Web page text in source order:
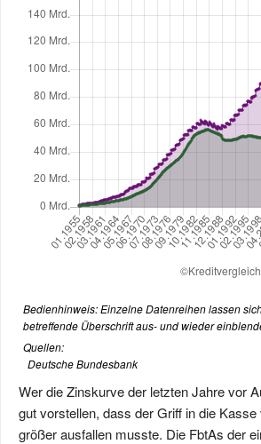
Bedienhinweis: Einzelne Datenreihen lassen
betreffende Überschrift aus- und wieder
Quellen:
Deutsche Bundesbank
Wer die Zinskurve der letzten Jahre vor
gut vorstellen, dass der Griff in die
größer ausfallen musste. Die FbtAs der